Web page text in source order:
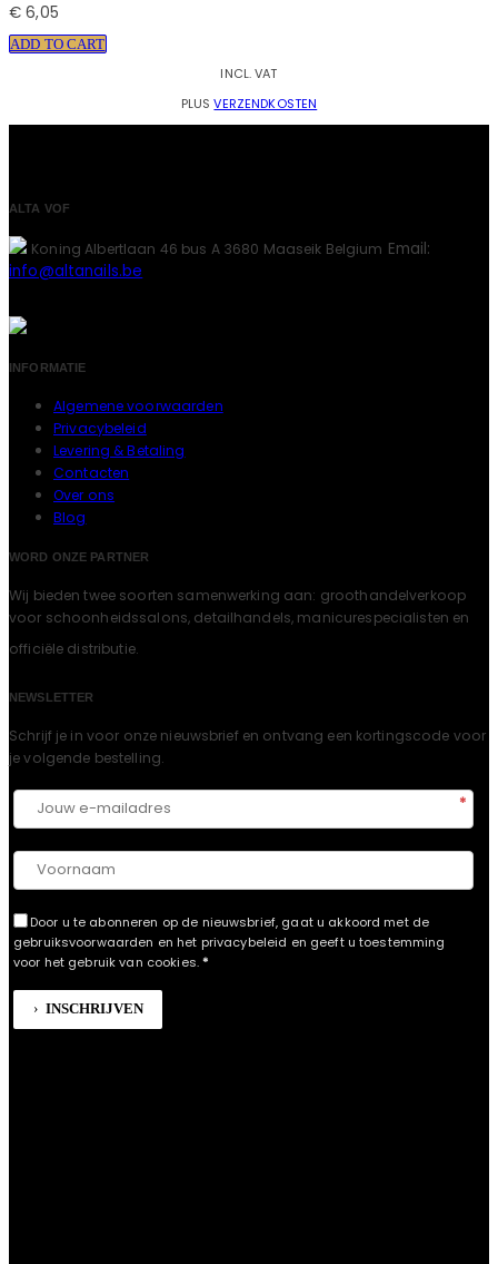
€ 6,05
ADD TO CART
INCL. VAT
PLUSVERZENDKOSTEN
ALTA VOF
Koning Albertlaan 46 bus A 3680 Maaseik Belgium Email:
info@altanails.be
INFORMATIE
Algemene voorwaarden
Privacybeleid
Levering & Betaling
Contacten
Over ons
Blog
WORD ONZE PARTNER
Wij bieden twee soorten samenwerking aan: groothandelverkoop
voor schoonheidssalons, detailhandels, manicurespecialisten en
officiële distributie.
NEWSLETTER
Schrijf je in voor onze nieuwsbrief en ontvang een kortingscode voor
je volgende bestelling.​
*
Door u te abonneren op de nieuwsbrief, gaat u akkoord met de
gebruiksvoorwaarden en het privacybeleid en geeft u toestemming
voor het gebruik van cookies.*
INSCHRIJVEN